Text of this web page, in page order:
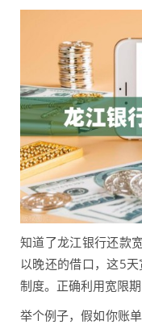
知道了龙江银行还款
以晚还的借口，这5天
制度。正确利用宽限
举个例子，假如你账